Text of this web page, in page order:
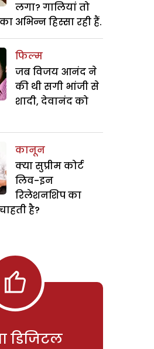
लगा? गालियां तो
अभिन्न हिस्सा रही हैं.
फिल्म
जब विजय आनंद ने
की थी सगी भांजी से
शादी, देवानंद को
कानून
क्या सुप्रीम कोर्ट
लिव-इन
रिलेशनशिप का
है?
डिजिटल